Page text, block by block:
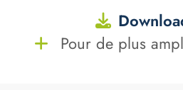
Pour de plus